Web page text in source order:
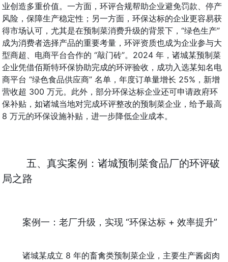
业创造多重价值。一方面，环评合规帮助企业避免罚款、停产
风险，保障生产稳定性；另一方面，环保达标的企业更容易获
得市场认可，尤其是在预制菜消费升级的背景下，“绿色生产”
成为消费者选择产品的重要考量，环评资质也成为企业参与大
型商超、电商平台合作的 “敲门砖”。2024 年，诸城某预制菜
企业凭借佰斯特环保协助完成的环评验收，成功入选某知名电
商平台 “绿色食品供应商” 名单，年度订单量增长 25%，新增
营收超 300 万元。此外，部分环保达标企业还可申请政府环
保补贴，如诸城当地对完成环评整改的预制菜企业，给予最高
8 万元的环保设施补贴，进一步降低企业成本。
五、真实案例：诸城预制菜食品厂的环评破
局之路
案例一：老厂升级，实现 “环保达标 + 效率提升”
诸城某成立 8 年的畜禽类预制菜企业，主要生产酱卤肉